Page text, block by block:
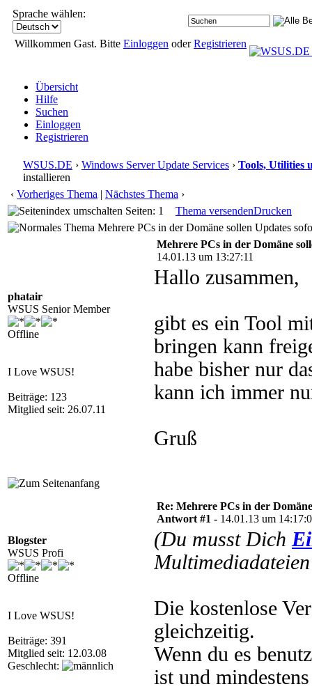
Sprache wählen:
Willkommen Gast. Bitte Einloggen oderRegistrieren
Übersicht
Hilfe
Suchen
Einloggen
Registrieren
WSUS.DE › Windows Server Update Services › Tools, Utilities
installieren
‹ Vorheriges Thema | Nächstes Thema ›
Seiten: 1
Thema versendenDrucken
Mehrere PCs in der Domäne sollen Updates
phatair
WSUS Senior Member
Offline
I Love WSUS!
Beiträge: 123
Mitglied seit: 26.07.11
Mehrere PCs in der Domäne
14.01.13 um 13:27:11
Hallo zusammen,
gibt es ein Tool
bringen kann
habe bisher nur
kann ich immer
Gruß
Blogster
WSUS Profi
Offline
I Love WSUS!
Beiträge: 391
Mitglied seit: 12.03.08
Geschlecht:
Re: Mehrere PCs in der
Antwort #1 - 14.01.13 um
(Du musst Dich
Die kostenlose
gleichzeitig.
Wenn du es
ist und